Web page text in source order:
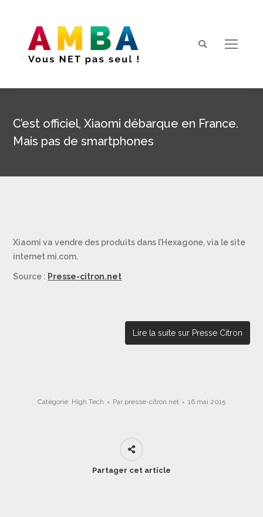
Search:
C’est officiel, Xiaomi débarque en France.
Mais pas de smartphones
Xiaomi va vendre des produits dans l’Hexagone, via le site
internet mi.com.
Source : Presse-citron.net
Lire la suite sur Presse Citron
Catégorie High Tech Par presse-citron.net 16 mai 2015
Partager cet article